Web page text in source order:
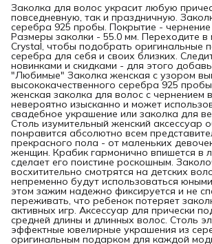
Заколка для волос украсит любую
повседневную, так и праздничную.
серебра 925 пробы. Покрытие -
Размеры заколки - 55.0 мм. Переходите в
Crystal, чтобы подобрать оригинальные
серебра для себя и своих близких.
новинками и скидками - для этого
"Любимые" Заколка женская с узором
высококачественного серебра 925
женская заколка для волос с чернением
невероятно изысканно и может
свадебное украшение или заколка для
Столь изумительный женский аксессуар
понравится абсолютно всем
прекрасного пола - от маленьких
женщин. Крабик гармонично впишется в
сделает его поистине роскошным.
восхитительно смотрятся на детских
непременно будут использоваться
этом зажим надежно фиксируется и не
переживать, что ребенок потеряет
активных игр. Аксессуар для прически
средней длины и длинных волос. Столь
эффектные ювелирные украшения из
оригинальным подарком для каждой